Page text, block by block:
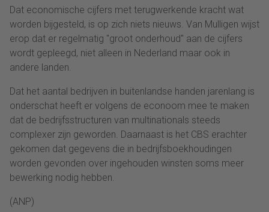
Dat economische cijfers met terugwerkende kracht wat
worden bijgesteld, is op zich niets nieuws. Van Mulligen wijst
erop dat er regelmatig "groot onderhoud" aan de cijfers
wordt gepleegd, niet alleen in Nederland maar ook in
andere landen.
Dat het aantal bedrijven in buitenlandse handen jarenlang is
onderschat heeft er volgens de econoom mee te maken
dat de bedrijfsstructuren van multinationals steeds
complexer zijn geworden. Daarnaast is het CBS erachter
gekomen dat gegevens die in bedrijfsboekhoudingen
worden gevonden over ingehouden winsten soms meer
bewerking nodig hebben.
(ANP)